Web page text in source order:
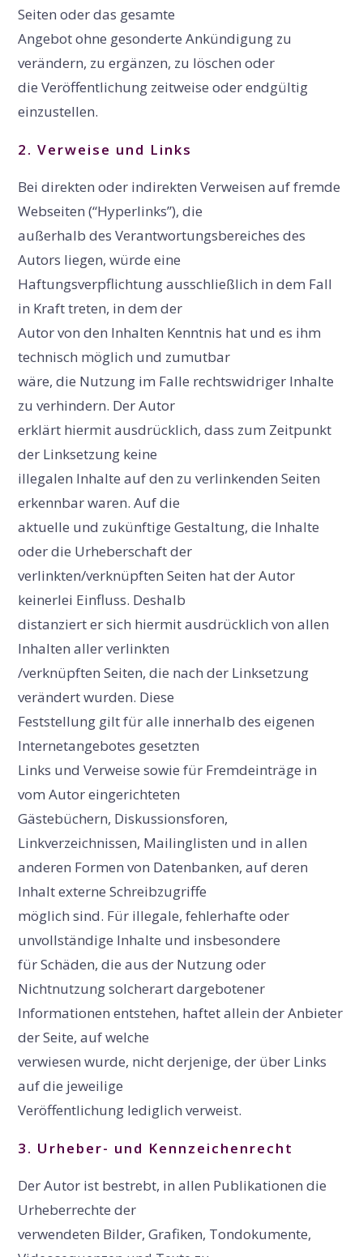
Seiten oder das gesamte
Angebot ohne gesonderte Ankündigung zu
verändern, zu ergänzen, zu löschen oder
die Veröffentlichung zeitweise oder endgültig
einzustellen.
2. Verweise und Links
Bei direkten oder indirekten Verweisen auf fremde
Webseiten (“Hyperlinks”), die
außerhalb des Verantwortungsbereiches des
Autors liegen, würde eine
Haftungsverpflichtung ausschließlich in dem Fall
in Kraft treten, in dem der
Autor von den Inhalten Kenntnis hat und es ihm
technisch möglich und zumutbar
wäre, die Nutzung im Falle rechtswidriger Inhalte
zu verhindern. Der Autor
erklärt hiermit ausdrücklich, dass zum Zeitpunkt
der Linksetzung keine
illegalen Inhalte auf den zu verlinkenden Seiten
erkennbar waren. Auf die
aktuelle und zukünftige Gestaltung, die Inhalte
oder die Urheberschaft der
verlinkten/verknüpften Seiten hat der Autor
keinerlei Einfluss. Deshalb
distanziert er sich hiermit ausdrücklich von allen
Inhalten aller verlinkten
/verknüpften Seiten, die nach der Linksetzung
verändert wurden. Diese
Feststellung gilt für alle innerhalb des eigenen
Internetangebotes gesetzten
Links und Verweise sowie für Fremdeinträge in
vom Autor eingerichteten
Gästebüchern, Diskussionsforen,
Linkverzeichnissen, Mailinglisten und in allen
anderen Formen von Datenbanken, auf deren
Inhalt externe Schreibzugriffe
möglich sind. Für illegale, fehlerhafte oder
unvollständige Inhalte und insbesondere
für Schäden, die aus der Nutzung oder
Nichtnutzung solcherart dargebotener
Informationen entstehen, haftet allein der Anbieter
der Seite, auf welche
verwiesen wurde, nicht derjenige, der über Links
auf die jeweilige
Veröffentlichung lediglich verweist.
3. Urheber- und Kennzeichenrecht
Der Autor ist bestrebt, in allen Publikationen die
Urheberrechte der
verwendeten Bilder, Grafiken, Tondokumente,